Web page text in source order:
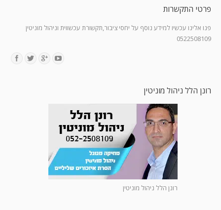
פרטי התקשרות
פנו אלינו עכשיו למידע נוסף על יחסי ציבור,תקשורת עכשווית וניהול מוניטין
0522508109
רונן הלל ניהול מוניטין
רונן הלל ניהול מוניטין